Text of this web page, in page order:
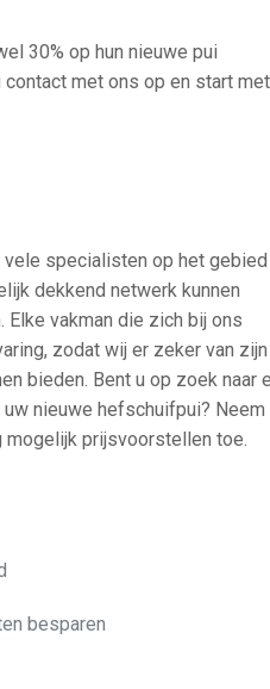
30% op hun nieuwe pui
met ons op en start met
specialisten op het gebied
dekkend netwerk kunnen
Elke vakman die zich bij ons
zodat wij er zeker van
bieden. Bent u op zoek naar
nieuwe hefschuifpui? Neem
mogelijk prijsvoorstellen toe.
besparen